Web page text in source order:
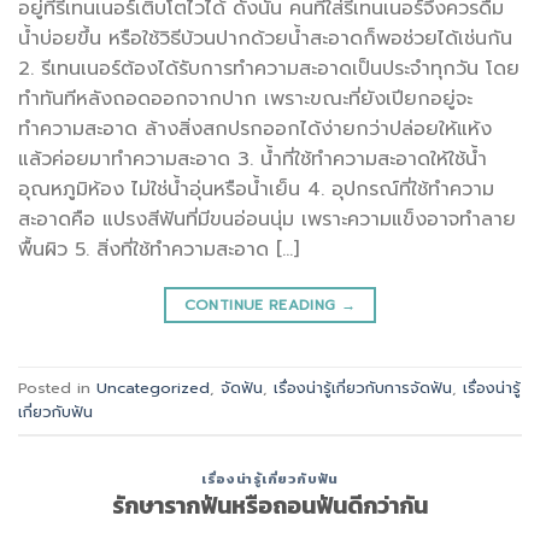
อยู่ที่รีเทนเนอร์เติบโตไวได้ ดังนั้น คนที่ใส่รีเทนเนอร์จึงควรดื่ม
น้ำบ่อยขึ้น หรือใช้วิธีบ้วนปากด้วยน้ำสะอาดก็พอช่วยได้เช่นกัน
2. รีเทนเนอร์ต้องได้รับการทำความสะอาดเป็นประจำทุกวัน โดย
ทำทันทีหลังถอดออกจากปาก เพราะขณะที่ยังเปียกอยู่จะ
ทำความสะอาด ล้างสิ่งสกปรกออกได้ง่ายกว่าปล่อยให้แห้ง
แล้วค่อยมาทำความสะอาด 3. น้ำที่ใช้ทำความสะอาดให้ใช้น้ำ
อุณหภูมิห้อง ไม่ใช่น้ำอุ่นหรือน้ำเย็น 4. อุปกรณ์ที่ใช้ทำความ
สะอาดคือ แปรงสีฟันที่มีขนอ่อนนุ่ม เพราะความแข็งอาจทำลาย
พื้นผิว 5. สิ่งที่ใช้ทำความสะอาด […]
CONTINUE READING →
Posted in Uncategorized, จัดฟัน, เรื่องน่ารู้เกี่ยวกับการจัดฟัน, เรื่องน่ารู้
เกี่ยวกับฟัน
เรื่องน่ารู้เกี่ยวกับฟัน
รักษารากฟันหรือถอนฟันดีกว่ากัน